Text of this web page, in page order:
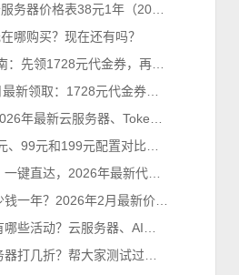
阿里云618优惠活动：云服务器价格表38元1年（2026年最新618活动）
哪购买？现在还有吗？
2026阿里云省钱终极指南：先领1728元代金券，再抢99元/年服务器！
阿里云优惠券2026年3月最新领取：1728元代金券个人和企业都能领
阿里云优惠活动大全：2026年最新云服务器、Tokens、云存储及数据库汇总
阿里云服务器38元、68元、99元和199元配置对比，优惠价格活动政策解读
阿里云优惠券在哪查看？一键直达，2026年最新代金券查询系统
阿里云服务器最便宜多少钱一年？2026年2月最新价格通知
今天立春！看看阿里云有哪些活动？云服务器、AI大模型等都有优惠2026最新
购买阿里云轻量应用服务器打几折？帮大家测试过了，85折不能再多了